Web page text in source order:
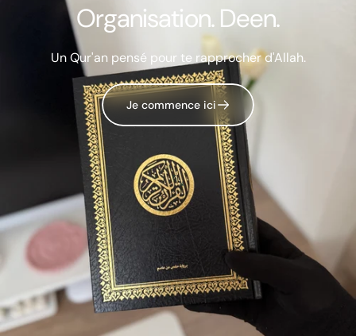
Organisation.Deen.
Un Qur'an pensé pour te rapprocher d'Allah.
Je commence ici